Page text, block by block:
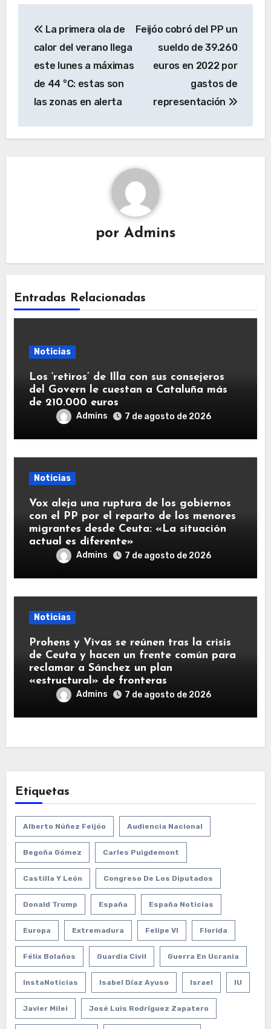
de
entradas
La primera ola de
calor del verano llega
este lunes a máximas
de 44 °C: estas son
las zonas en alerta
Feijóo cobró del PP un
sueldo de 39.260
euros en 2022 por
gastos de
representación
por Admins
Entradas Relacionadas
Noticias
Los ‘retiros’ de Illa con sus consejeros
del Govern le cuestan a Cataluña más
de 210.000 euros
Admins 7 de agosto de 2026
Noticias
Vox aleja una ruptura de los gobiernos
con el PP por el reparto de los menores
migrantes desde Ceuta: «La situación
actual es diferente»
Admins 7 de agosto de 2026
Noticias
Prohens y Vivas se reúnen tras la crisis
de Ceuta y hacen un frente común para
reclamar a Sánchez un plan
«estructural» de fronteras
Admins 7 de agosto de 2026
Etiquetas
Alberto Núñez Feijóo Audiencia Nacional
Begoña Gómez Carles Puigdemont
Castilla Y León Congreso De Los Diputados
Donald Trump España España Noticias
Europa Extremadura Felipe VI Florida
Félix Bolaños Guardia Civil Guerra En Ucrania
InstaNoticias Isabel Díaz Ayuso Israel IU
Javier Milei José Luis Rodríguez Zapatero